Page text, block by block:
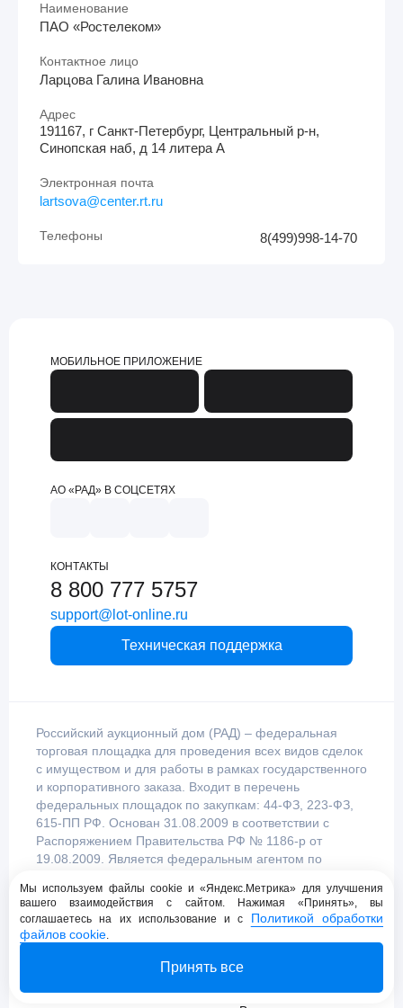
Наименование
ПАО «Ростелеком»
Контактное лицо
Ларцова Галина Ивановна
Адрес
191167, г Санкт-Петербург, Центральный р-н,
Синопская наб, д 14 литера А
Электронная почта
lartsova@center.rt.ru
Телефоны 8(499)998-14-70
МОБИЛЬНОЕ ПРИЛОЖЕНИЕ
АО «РАД» В СОЦСЕТЯХ
КОНТАКТЫ
8 800 777 5757
support@lot-online.ru
Техническая поддержка
Российский аукционный дом (РАД) – федеральная
торговая площадка для проведения всех видов сделок
с имуществом и для работы в рамках государственного
и корпоративного заказа. Входит в перечень
федеральных площадок по закупкам: 44-ФЗ, 223-ФЗ,
615-ПП РФ. Основан 31.08.2009 в соответствии с
Распоряжением Правительства РФ № 1186-р от
19.08.2009. Является федеральным агентом по
Правительством Российской Федерации.
Политика конфиденциальности
© 2009 - 2026 АО «Российский аукционный дом»
Мы используем файлы cookie и «Яндекс.Метрика» для улучшения
вашего взаимодействия с сайтом. Нажимая «Принять», вы
соглашаетесь на их использование и с Политикой обработки
файлов cookie.
Принять все